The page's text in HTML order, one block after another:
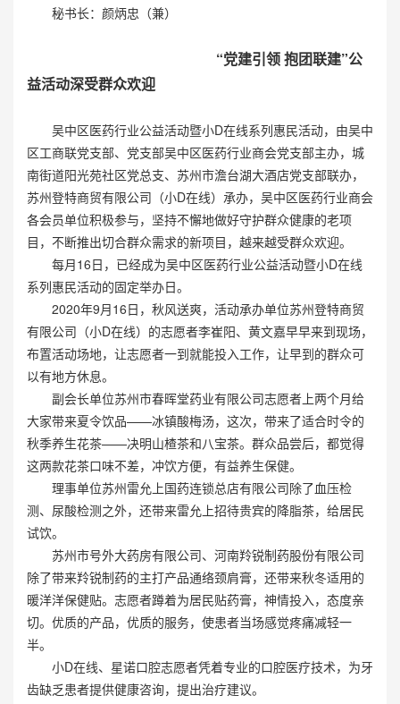
秘书长：颜炳忠（兼）
“党建引领抱团联建”公
益活动深受群众欢迎
吴中区医药行业公益活动暨小D在线系列惠民活动，由吴中
区工商联党支部、党支部吴中区医药行业商会党支部主办，城
南街道阳光苑社区党总支、苏州市澹台湖大酒店党支部联办，
苏州登特商贸有限公司（小D在线）承办，吴中区医药行业商会
各会员单位积极参与，坚持不懈地做好守护群众健康的老项
目，不断推出切合群众需求的新项目，越来越受群众欢迎。
每月16日，已经成为吴中区医药行业公益活动暨小D在线
系列惠民活动的固定举办日。
2020年9月16日，秋风送爽，活动承办单位苏州登特商贸
有限公司（小D在线）的志愿者李崔阳、黄文嘉早早来到现场，
布置活动场地，让志愿者一到就能投入工作，让早到的群众可
以有地方休息。
副会长单位苏州市春晖堂药业有限公司志愿者上两个月给
大家带来夏令饮品——冰镇酸梅汤，这次，带来了适合时令的
秋季养生花茶——决明山楂茶和八宝茶。群众品尝后，都觉得
这两款花茶口味不差，冲饮方便，有益养生保健。
理事单位苏州雷允上国药连锁总店有限公司除了血压检
测、尿酸检测之外，还带来雷允上招待贵宾的降脂茶，给居民
试饮。
苏州市号外大药房有限公司、河南羚锐制药股份有限公司
除了带来羚锐制药的主打产品通络颈肩膏，还带来秋冬适用的
暖洋洋保健贴。志愿者蹲着为居民贴药膏，神情投入，态度亲
切。优质的产品，优质的服务，使患者当场感觉疼痛减轻一
半。
小D在线、星诺口腔志愿者凭着专业的口腔医疗技术，为牙
齿缺乏患者提供健康咨询，提出治疗建议。